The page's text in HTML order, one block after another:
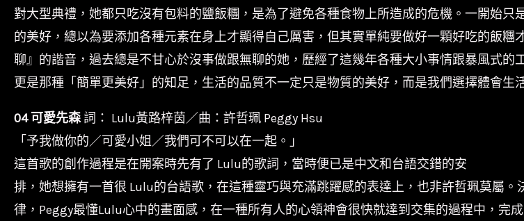
對大型典禮，她都只吃沒有包料的鹽飯糰，是為了避免各種食物上所造成的危機。一開始只
的美好，總以為要添加各種元素在身上才顯得自己厲害，但其實單純要做好一顆好吃的飯
聊』的諧音，過去總是不甘心於沒事做跟無聊的她，歷經了這幾年各種大小事情跟暴風式
更是那種「簡單更美好」的知足，生活的品質不一定只是物質的美好，而是我們選擇體會生
04 可愛先森詞： Lulu黃路梓茵／曲：許哲珮 Peggy Hsu
「予我做你的／可愛小姐／我們可不可以在一起。」
這首歌的創作過程是在開案時先有了 Lulu的歌詞，當時便已是中文和台語交錯的安
排，她想擁有一首很 Lulu的台語歌，在這種靈巧與充滿跳躍感的表達上，也非許哲珮莫屬
律，Peggy最懂Lulu心中的畫面感，在一種所有人的心領神會很快就達到交集的過程中，完